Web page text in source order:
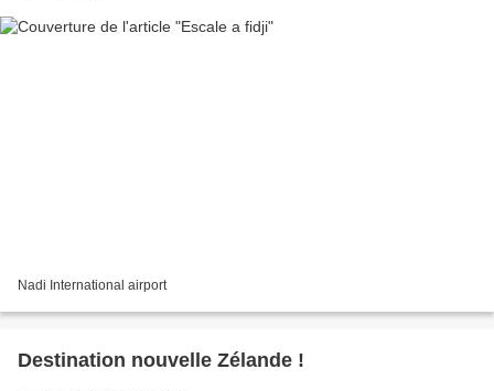
Nadi International airport
Destination nouvelle Zélande !